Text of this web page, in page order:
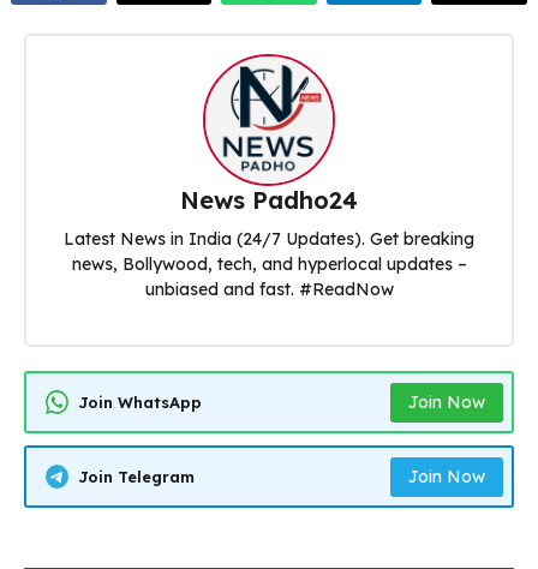
News Padho24
Latest News in India (24/7 Updates). Get breaking
news, Bollywood, tech, and hyperlocal updates –
unbiased and fast. #ReadNow
Join WhatsApp Join Now
Join Telegram Join Now